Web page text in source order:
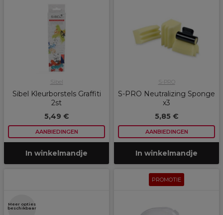
Sibel
Sibel Kleurborstels Graffiti
2st
5,49 €
AANBIEDINGEN
In winkelmandje
S-PRO
S-PRO Neutralizing Sponge
x3
5,85 €
AANBIEDINGEN
In winkelmandje
Meer opties
beschikbaar
PROMOTIE